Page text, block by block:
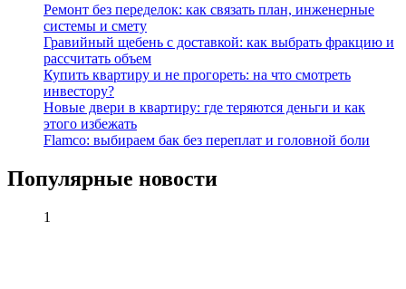
Ремонт без переделок: как связать план, инженерные
системы и смету
Гравийный щебень с доставкой: как выбрать фракцию и
рассчитать объем
Купить квартиру и не прогореть: на что смотреть
инвестору?
Новые двери в квартиру: где теряются деньги и как
этого избежать
Flamco: выбираем бак без переплат и головной боли
Популярные новости
1